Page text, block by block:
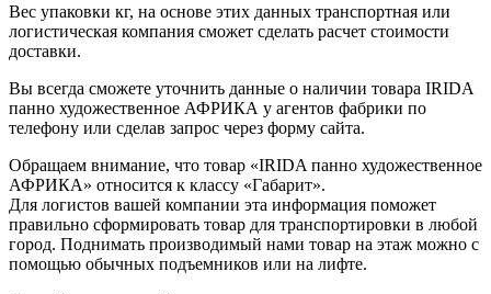
Вес упаковки кг, на основе этих данных транспортная или
логистическая компания сможет сделать расчет стоимости
доставки.
Вы всегда сможете уточнить данные о наличии товара IRIDA
панно художественное АФРИКА у агентов фабрики по
телефону или сделав запрос через форму сайта.
Обращаем внимание, что товар «IRIDA панно художественное
АФРИКА» относится к классу «Габарит».
Для логистов вашей компании эта информация поможет
правильно сформировать товар для транспортировки в любой
город. Поднимать производимый нами товар на этаж можно с
помощью обычных подъемников или на лифте.